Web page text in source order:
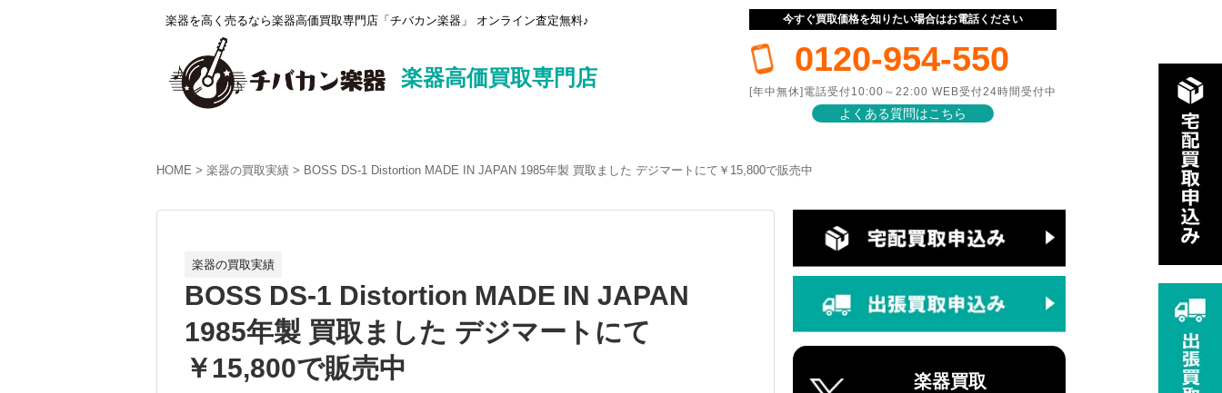
楽器を高く売るなら楽器高価買取専門店「チバカン楽器」 オンライン査定無料♪
楽器高価買取専門店
今すぐ買取価格を知りたい場合はお電話ください
0120-954-550
[年中無休]電話受付10:00～22:00 WEB受付24時間受付中
よくある質問はこちら
HOME 楽器の買取実績 BOSS DS-1 Distortion MADE IN JAPAN 1985年製 買取ました デジマートにて￥15,800で販売中
楽器の買取実績
BOSS DS-1 Distortion MADE IN JAPAN
1985年製 買取ました デジマートにて
￥15,800で販売中
楽器買取